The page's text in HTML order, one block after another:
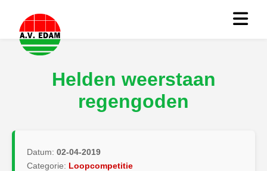
Helden weerstaan
regengoden
Datum: 02-04-2019
Categorie: Loopcompetitie